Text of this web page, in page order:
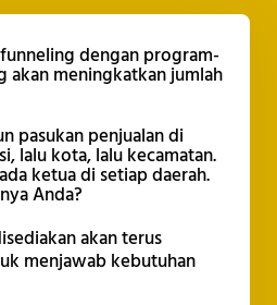
dengan program-
akan meningkatkan jumlah
pasukan penjualan di
lalu kota, lalu kecamatan.
ketua di setiap daerah.
Anda?
akan terus
menjawab kebutuhan